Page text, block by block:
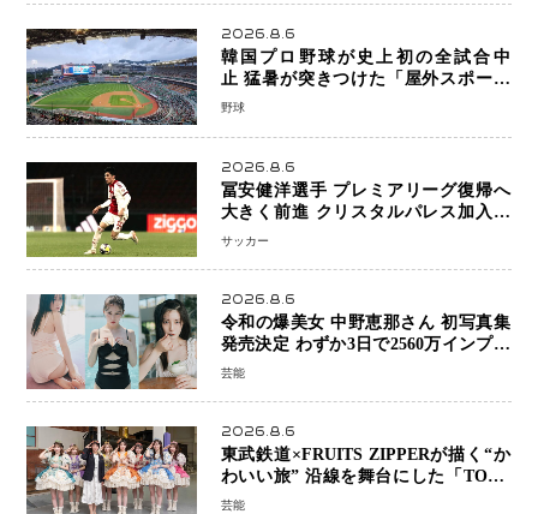
2026.8.6
韓国プロ野球が史上初の全試合中
止 猛暑が突きつけた「屋外スポーツ
の限界」 日本発のドーム型施設時代
野球
2026.8.6
冨安健洋選手 プレミアリーグ復帰へ
大きく前進 クリスタルパレス加入目
前 メディカルチェックも通過
サッカー
2026.8.6
令和の爆美女 中野恵那さん 初写真集
発売決定 わずか3日で2560万インプレ
ッションを記録した話題の美貌を凝縮
芸能
2026.8.6
東武鉄道×FRUITS ZIPPERが描く“か
わいい旅” 沿線を舞台にした「TOBU
KAWAII PROJECT」が開幕
芸能